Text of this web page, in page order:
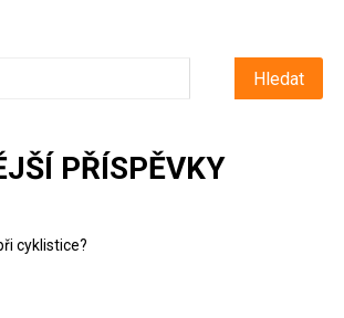
PŘÍSPĚVKY
cyklistice?